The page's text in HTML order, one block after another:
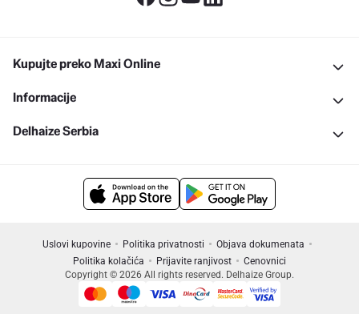
Kupujte preko Maxi Online
Informacije
Delhaize Serbia
Uslovi kupovine Politika privatnosti
Objava dokumenata
Politika kolačića
Prijavite ranjivost
Cenovnici
Copyright © 2026 All rights reserved. Delhaize Group.